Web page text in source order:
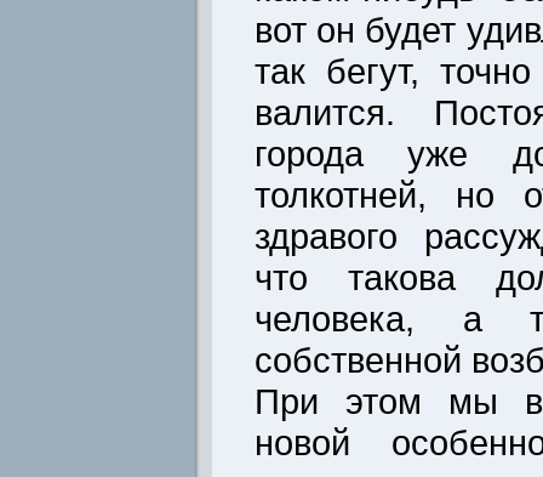
вот он будет
так бегут,
валится.
города уже
толкотней, но
здравого
что такова
человека, а
собственной
При этом мы
новой